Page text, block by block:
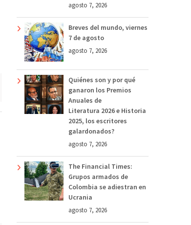
agosto 7, 2026
Breves del mundo, viernes
7 de agosto
agosto 7, 2026
Quiénes son y por qué
ganaron los Premios
Anuales de
Literatura 2026 e Historia
2025, los escritores
galardonados?
agosto 7, 2026
The Financial Times:
Grupos armados de
Colombia se adiestran en
Ucrania
agosto 7, 2026